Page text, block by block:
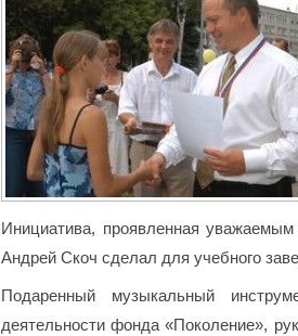
Инициатива, проявленная
Андрей Скоч сделал для учебного
Подаренный музыкальный
деятельности фонда «Поколение»,